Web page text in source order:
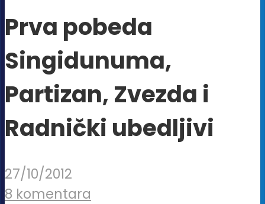
Prva pobeda
Singidunuma,
Partizan, Zvezda i
Radnički ubedljivi
27/10/2012
8 komentara